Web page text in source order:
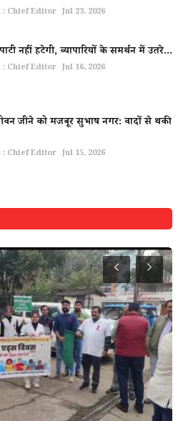
: Chief Editor Jul 23, 2026
नहीं हटेगी, व्यापारियों के समर्थन में उतरे...
: Chief Editor Jul 16, 2026
जीने को मजबूर सुभाष नगर: वादों से थकी
: Chief Editor Jul 15, 2026